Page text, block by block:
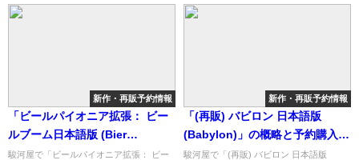
新作・再販予約情報
「ビールパイオニア拡張： ビー
ルブーム日本語版 (Bier
Pioniere： Bier Boom)」の概略
駿河屋で「ビールパイオニア拡張： ビー
新作・再販予約情報
「(再販) バビロン 日本語版
(Babylon)」の概略と予約購入可
能なショップ紹介！
駿河屋で「(再販) バビロン 日本語版